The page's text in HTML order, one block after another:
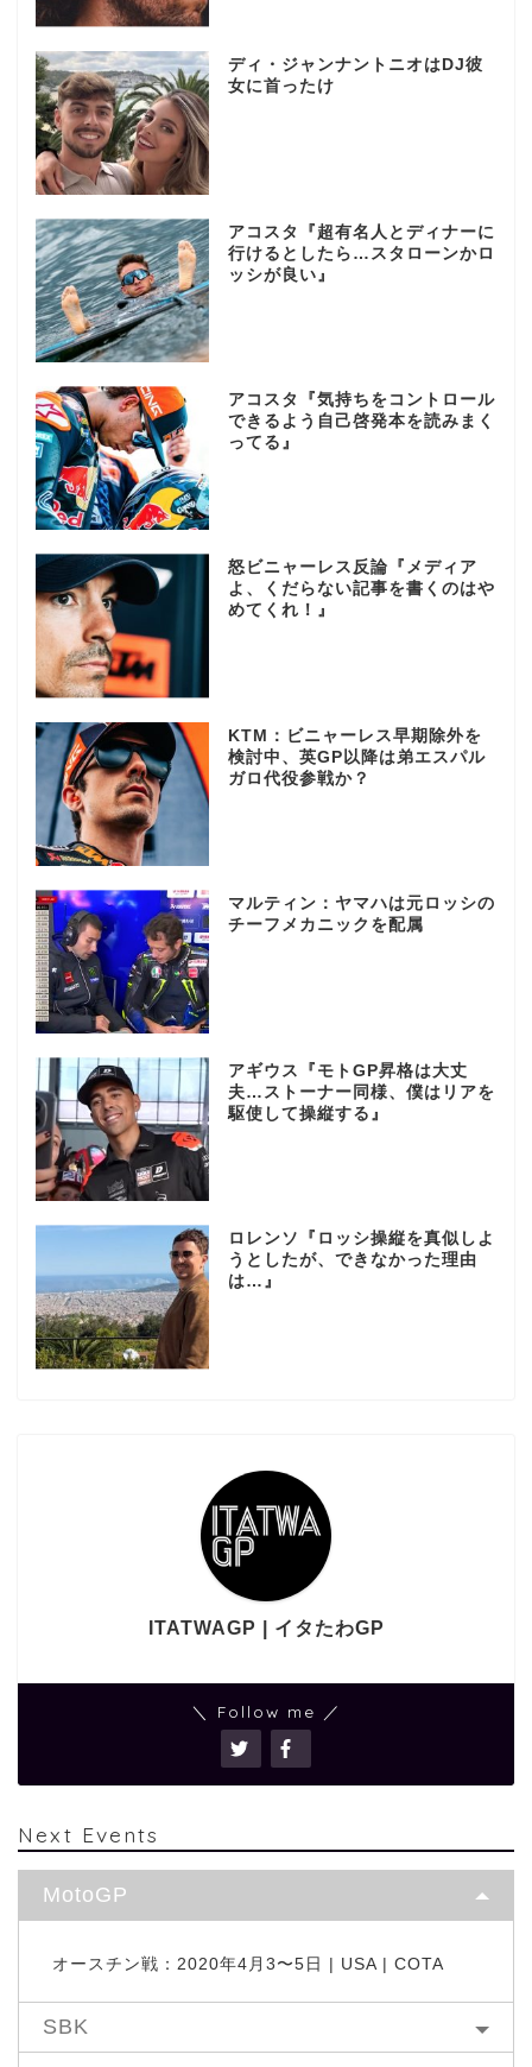
ディ・ジャンナントニオはDJ彼
女に首ったけ
アコスタ『超有名人とディナーに
行けるとしたら…スタローンかロ
ッシが良い』
アコスタ『気持ちをコントロール
できるよう自己啓発本を読みまく
ってる』
怒ビニャーレス反論『メディア
よ、くだらない記事を書くのはや
めてくれ！』
KTM：ビニャーレス早期除外を
検討中、英GP以降は弟エスパル
ガロ代役参戦か？
マルティン：ヤマハは元ロッシの
チーフメカニックを配属
アギウス『モトGP昇格は大丈
夫…ストーナー同様、僕はリアを
駆使して操縦する』
ロレンソ『ロッシ操縦を真似しよ
うとしたが、できなかった理由
は…』
ITATWAGP | イタたわGP
＼ Follow me ／
Next Events
MotoGP
オースチン戦：2020年4月3〜5日 | USA | COTA
SBK